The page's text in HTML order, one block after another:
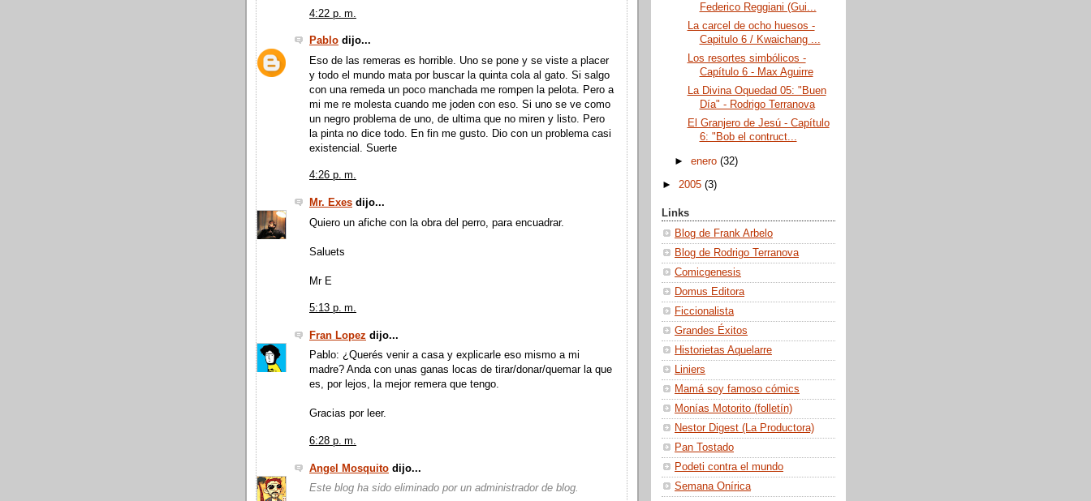
4:22 p. m.
Pablo dijo...
Eso de las remeras es horrible. Uno se pone y se viste a placer
y todo el mundo mata por buscar la quinta cola al gato. Si salgo
con una remeda un poco manchada me rompen la pelota. Pero a
mi me re molesta cuando me joden con eso. Si uno se ve como
un negro problema de uno, de ultima que no miren y listo. Pero
la pinta no dice todo. En fin me gusto. Dio con un problema casi
existencial. Suerte
4:26 p. m.
Mr. Exes dijo...
Quiero un afiche con la obra del perro, para encuadrar.
Saluets
Mr E
5:13 p. m.
Fran Lopez dijo...
Pablo: ¿Querés venir a casa y explicarle eso mismo a mi
madre? Anda con unas ganas locas de tirar/donar/quemar la que
es, por lejos, la mejor remera que tengo.
Gracias por leer.
6:28 p. m.
Angel Mosquito dijo...
Este blog ha sido eliminado por un administrador de blog.
Federico Reggiani (Gui...
La carcel de ocho huesos -
Capitulo 6 / Kwaichang ...
Los resortes simbólicos -
Capítulo 6 - Max Aguirre
La Divina Oquedad 05: "Buen
Día" - Rodrigo Terranova
El Granjero de Jesú - Capítulo
6: "Bob el contruct...
►enero(32)
► 2005 (3)
Links
Blog de Frank Arbelo
Blog de Rodrigo Terranova
Comicgenesis
Domus Editora
Ficcionalista
Grandes Éxitos
Historietas Aquelarre
Liniers
Mamá soy famoso cómics
Monías Motorito (folletín)
Nestor Digest (La Productora)
Pan Tostado
Podeti contra el mundo
Semana Onírica